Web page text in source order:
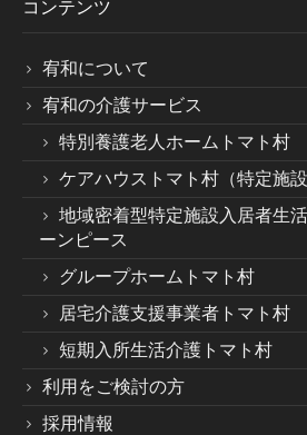
コンテンツ
宥和について
宥和の介護サービス
特別養護老人ホームトマト村
ケアハウストマト村（特定施
地域密着型特定施設入居者生
ーンピース
グループホームトマト村
居宅介護支援事業者トマト村
短期入所生活介護トマト村
利用をご検討の方
採用情報